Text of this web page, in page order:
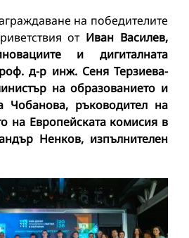
на победителите
от Иван Василев,
и дигиталната
д-р инж. Сеня Терзиева-
на образованието и
Чобанова, ръководител на
на Европейската комисия в
Ненков, изпълнителен